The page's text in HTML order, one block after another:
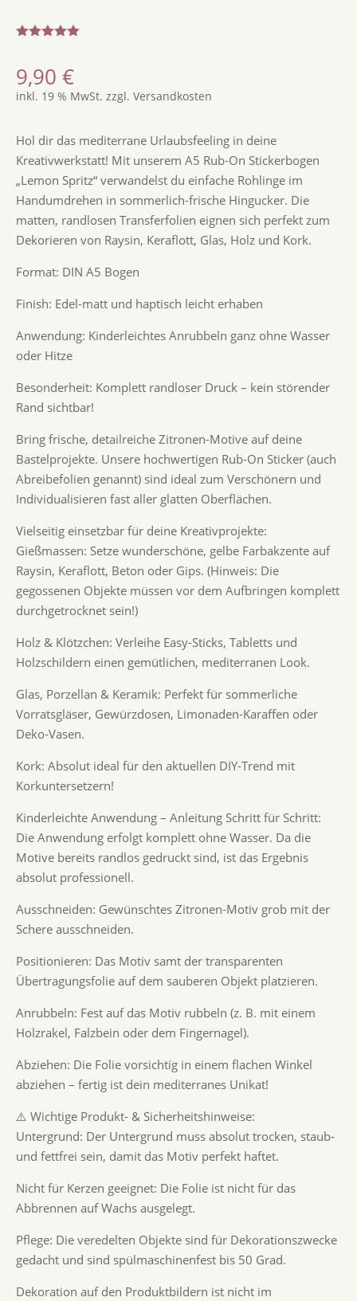
von 5,
basierend
auf
9,90 €
inkl. 19 % MwSt. zzgl. Versandkosten
Hol dir das mediterrane Urlaubsfeeling in deine
Kreativwerkstatt! Mit unserem A5 Rub-On Stickerbogen
„Lemon Spritz“ verwandelst du einfache Rohlinge im
Handumdrehen in sommerlich-frische Hingucker. Die
matten, randlosen Transferfolien eignen sich perfekt zum
Dekorieren von Raysin, Keraflott, Glas, Holz und Kork.
Format: DIN A5 Bogen
Finish: Edel-matt und haptisch leicht erhaben
Anwendung: Kinderleichtes Anrubbeln ganz ohne Wasser
oder Hitze
Besonderheit: Komplett randloser Druck – kein störender
Rand sichtbar!
Bring frische, detailreiche Zitronen-Motive auf deine
Bastelprojekte. Unsere hochwertigen Rub-On Sticker (auch
Abreibefolien genannt) sind ideal zum Verschönern und
Individualisieren fast aller glatten Oberflächen.
Vielseitig einsetzbar für deine Kreativprojekte:
Gießmassen: Setze wunderschöne, gelbe Farbakzente auf
Raysin, Keraflott, Beton oder Gips. (Hinweis: Die
gegossenen Objekte müssen vor dem Aufbringen komplett
durchgetrocknet sein!)
Holz & Klötzchen: Verleihe Easy-Sticks, Tabletts und
Holzschildern einen gemütlichen, mediterranen Look.
Glas, Porzellan & Keramik: Perfekt für sommerliche
Vorratsgläser, Gewürzdosen, Limonaden-Karaffen oder
Deko-Vasen.
Kork: Absolut ideal für den aktuellen DIY-Trend mit
Korkuntersetzern!
Kinderleichte Anwendung – Anleitung Schritt für Schritt:
Die Anwendung erfolgt komplett ohne Wasser. Da die
Motive bereits randlos gedruckt sind, ist das Ergebnis
absolut professionell.
Ausschneiden: Gewünschtes Zitronen-Motiv grob mit der
Schere ausschneiden.
Positionieren: Das Motiv samt der transparenten
Übertragungsfolie auf dem sauberen Objekt platzieren.
Anrubbeln: Fest auf das Motiv rubbeln (z. B. mit einem
Holzrakel, Falzbein oder dem Fingernagel).
Abziehen: Die Folie vorsichtig in einem flachen Winkel
abziehen – fertig ist dein mediterranes Unikat!
⚠️ Wichtige Produkt- & Sicherheitshinweise:
Untergrund: Der Untergrund muss absolut trocken, staub-
und fettfrei sein, damit das Motiv perfekt haftet.
Nicht für Kerzen geeignet: Die Folie ist nicht für das
Abbrennen auf Wachs ausgelegt.
Pflege: Die veredelten Objekte sind für Dekorationszwecke
gedacht und sind spülmaschinenfest bis 50 Grad.
Dekoration auf den Produktbildern ist nicht im